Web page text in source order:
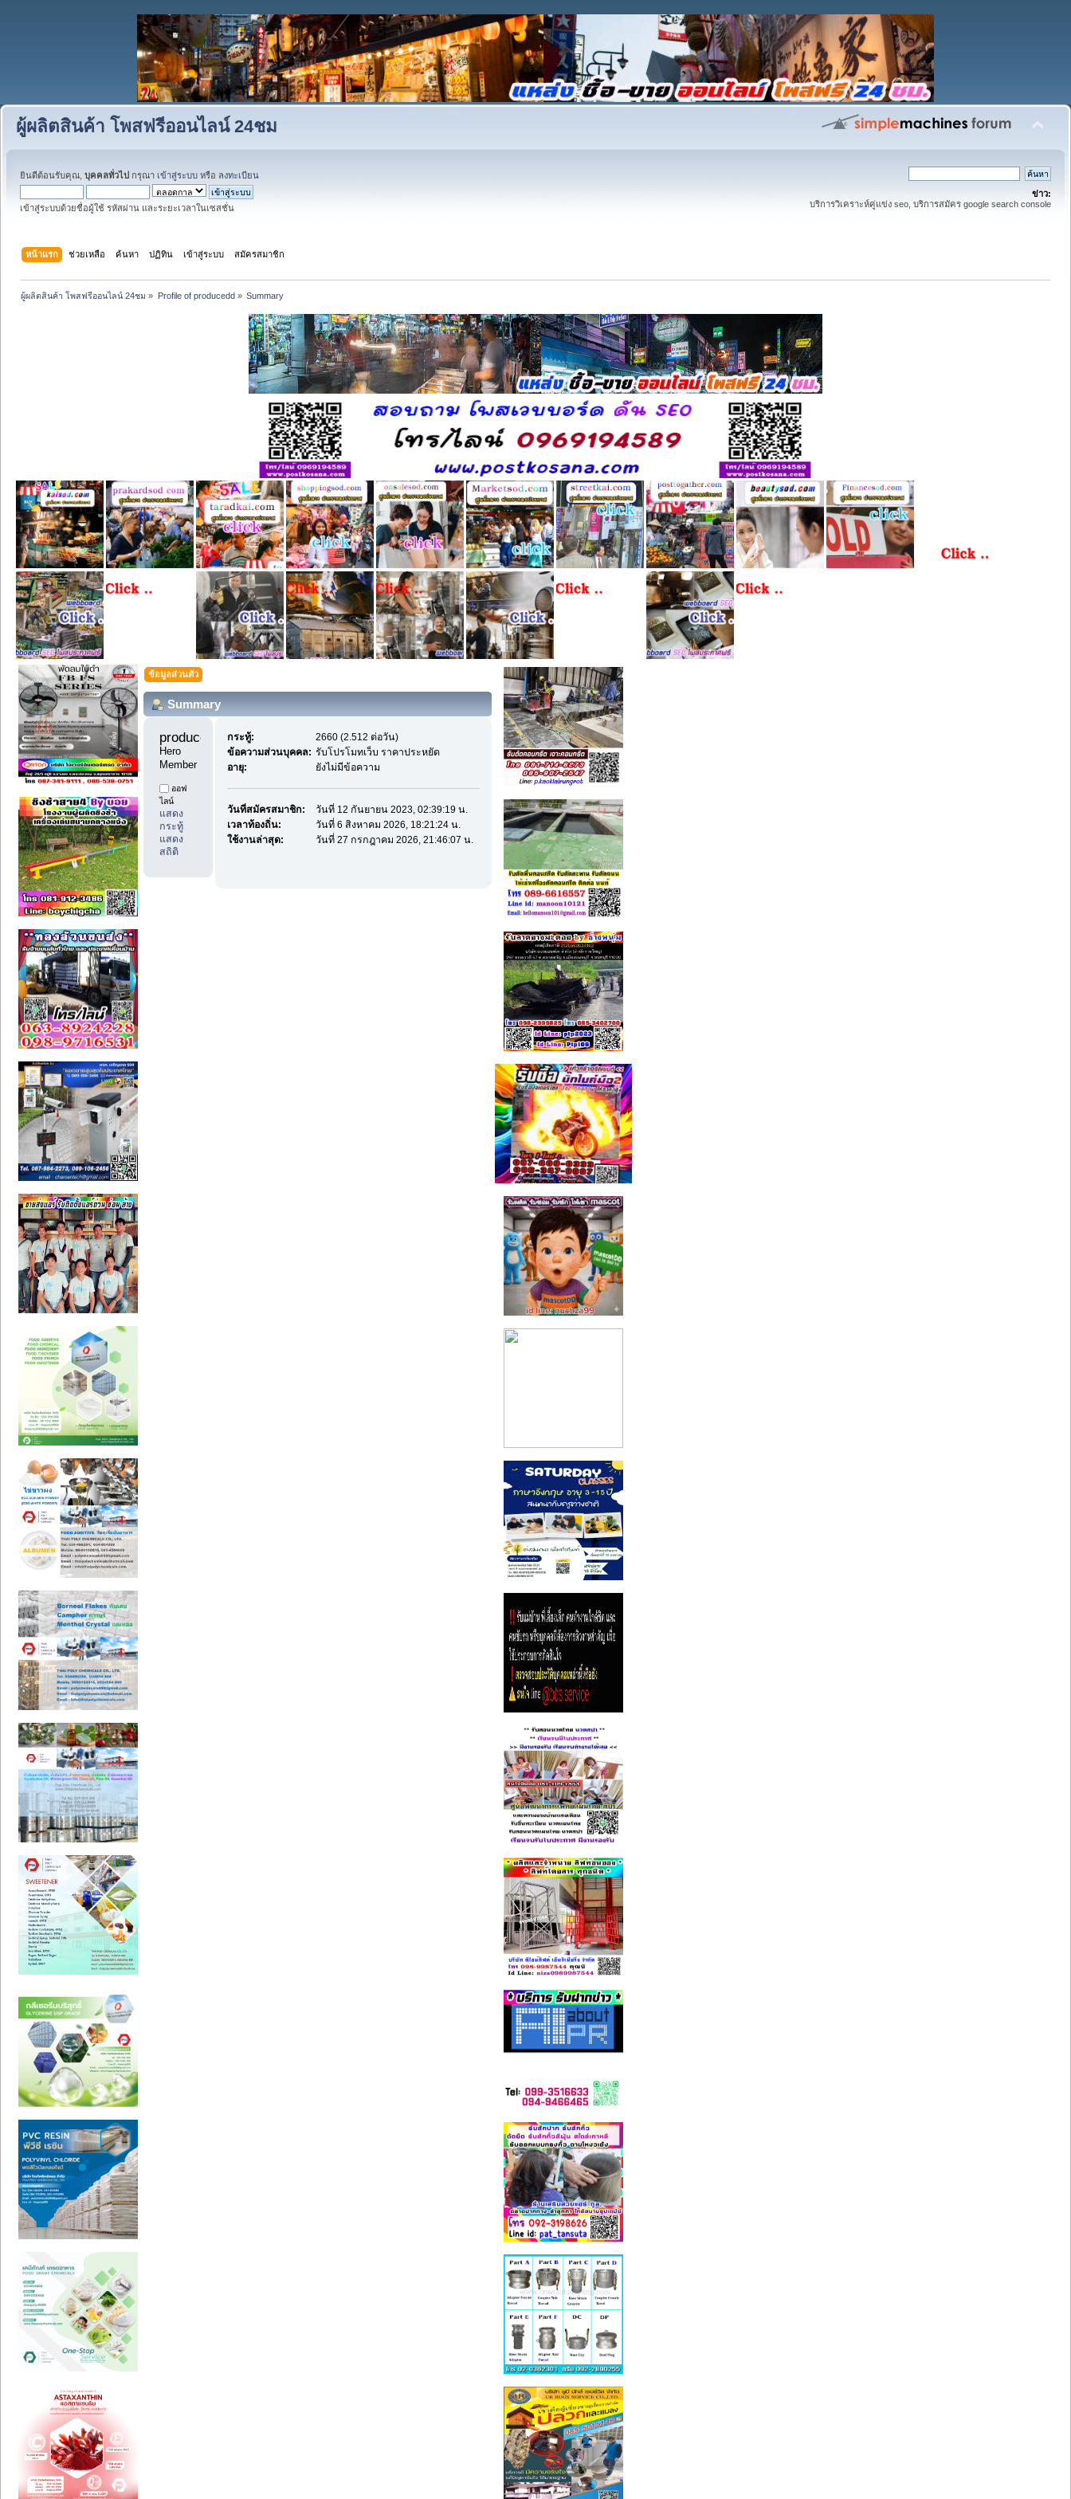
ผู้ผลิตสินค้า โพสฟรีออนไลน์ 24ชม
ยินดีต้อนรับคุณ, บุคคลทั่วไป กรุณา เข้าสู่ระบบ หรือ ลงทะเบียน
เข้าสู่ระบบด้วยชื่อผู้ใช้ รหัสผ่าน และระยะเวลาในเซสชั่น
ข่าว:
บริการวิเคราะห์คู่แข่ง seo, บริการสมัคร google search console
หน้าแรก ช่วยเหลือ ค้นหา ปฏิทิน เข้าสู่ระบบ สมัครสมาชิก
ผู้ผลิตสินค้า โพสฟรีออนไลน์ 24ชม » Profile of producedd» Summary
ข้อมูลส่วนตัว
Summary
Hero
Member
ออฟ
ไลน์
แสดง
กระทู้
แสดง
สถิติ
กระทู้:
2660 (2.512 ต่อวัน)
ข้อความส่วนบุคคล: รับโปรโมทเว็บ ราคาประหยัด
อายุ:
ยังไม่มีข้อความ
วันที่สมัครสมาชิก:
วันที่ 12 กันยายน 2023, 02:39:19 น.
เวลาท้องถิ่น:
วันที่ 6 สิงหาคม 2026, 18:21:24 น.
ใช้งานล่าสุด:
วันที่ 27 กรกฎาคม 2026, 21:46:07 น.